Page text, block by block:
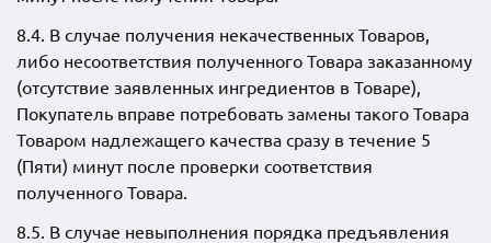
8.4. В случае получения некачественных Товаров,
либо несоответствия полученного Товара заказанному
(отсутствие заявленных ингредиентов в Товаре),
Покупатель вправе потребовать замены такого Товара
Товаром надлежащего качества сразу в течение 5
(Пяти) минут после проверки соответствия
полученного Товара.
8.5. В случае невыполнения порядка предъявления